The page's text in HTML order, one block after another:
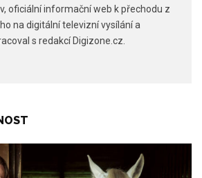
oficiální informační web k přechodu z
na digitální televizní vysílání a
s redakcí Digizone.cz.